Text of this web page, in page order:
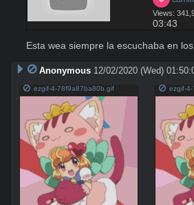
Views:
03:43
Esta wea siempre la escuchaba en
Anonymous 12/02/2020 (Wed)
ezgif-4-78f9a87ba80b.gif ezgif-